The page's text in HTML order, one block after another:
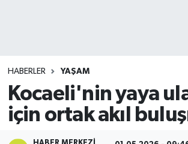
HABERLER YAŞAM
Kocaeli'nin yaya
için ortak akıl
Tüm Manşetler
Son Dakika Haberleri